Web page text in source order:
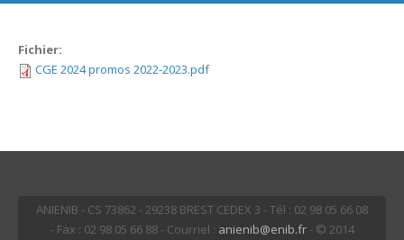
Fichier:
CGE 2024 promos 2022-2023.pdf
ANIENIB - CS 73862 - 29238 BREST CEDEX 3 - Tél : 02 98 05 66 08
- Fax : 02 98 05 66 88 - Courriel : anienib@enib.fr- © 2014